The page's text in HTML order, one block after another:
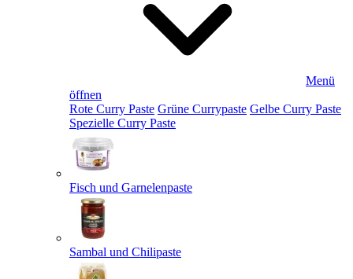
Menü
öffnen
Rote Curry Paste Grüne Currypaste Gelbe Curry Paste
Spezielle Curry Paste
Fisch und Garnelenpaste
Sambal und Chilipaste